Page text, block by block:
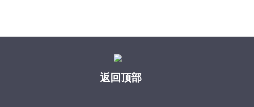
返回顶部